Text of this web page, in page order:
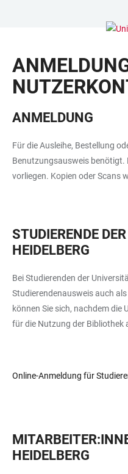
BARRIEREFREIHEIT
ANMELDUNG
Für die Ausleihe, Bestellung
Benutzungsausweis benötigt.
vorliegen. Kopien oder Scans
STUDIERENDE
HEIDELBERG
Bei Studierenden der
Studierendenausweis auch
können Sie sich, nachdem die
für die Nutzung der Bibliothek
Online-Anmeldung für
HEIDELBERG